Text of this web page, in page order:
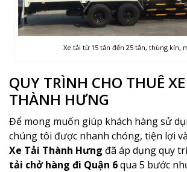
Xe tải từ 15 tấn đến 25 tấn, thùng kín,
QUY TRÌNH CHO THUÊ
THÀNH HƯNG
Để mong muốn giúp khách hàng sử
chúng tôi được nhanh chóng, tiện lợi
Xe Tải Thành Hưng đã áp dụng quy
tải chở hàng đi Quận 6qua 5 bước